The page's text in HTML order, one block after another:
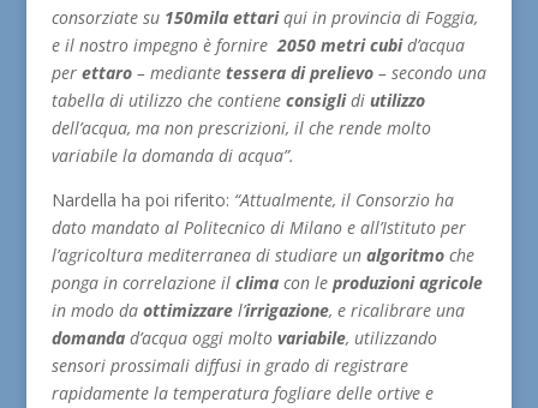
consorziate su 150mila ettariqui in provincia di Foggia,
e il nostro impegno è fornire2050 metri cubid’acqua
per ettaro– mediante tessera di prelievo – secondo una
tabella di utilizzo che contiene consiglidi utilizzo
dell’acqua, ma non prescrizioni, il che rende molto
variabile la domanda di acqua”.
Nardella ha poi riferito: “Attualmente, il Consorzio ha
dato mandato al Politecnico di Milano e all’Istituto per
l’agricoltura mediterranea di studiare un algoritmoche
ponga in correlazione il climacon le produzioni agricole
in modo da ottimizzarel’irrigazione, e ricalibrare una
domandad’acqua oggi molto variabile, utilizzando
sensori prossimali diffusi in grado di registrare
rapidamente la temperatura fogliare delle ortive e